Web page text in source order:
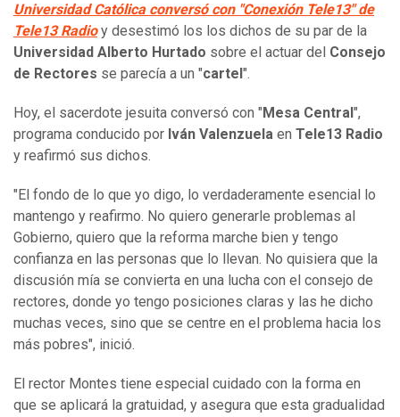
Universidad Católica conversó con "Conexión Tele13" de
Tele13 Radioy desestimó los los dichos de su par de la
Universidad Alberto Hurtado sobre el actuar del Consejo
de Rectores se parecía a un "cartel ".
Hoy, el sacerdote jesuita conversó con " Mesa Central ",
programa conducido por Iván Valenzuela en Tele13 Radio
y reafirmó sus dichos.
"El fondo de lo que yo digo, lo verdaderamente esencial lo
mantengo y reafirmo. No quiero generarle problemas al
Gobierno, quiero que la reforma marche bien y tengo
confianza en las personas que lo llevan. No quisiera que la
discusión mía se convierta en una lucha con el consejo de
rectores, donde yo tengo posiciones claras y las he dicho
muchas veces, sino que se centre en el problema hacia los
más pobres", inició.
El rector Montes tiene especial cuidado con la forma en
que se aplicará la gratuidad, y asegura que esta gradualidad